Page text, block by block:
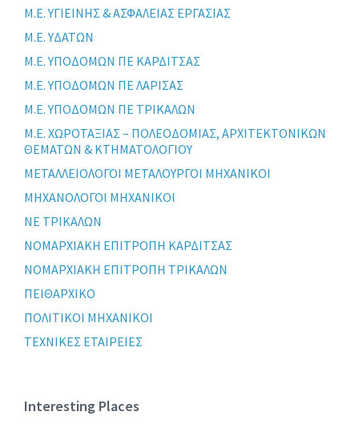
Μ.Ε. ΥΓΙΕΙΝΗΣ & ΑΣΦΑΛΕΙΑΣ ΕΡΓΑΣΙΑΣ
Μ.Ε. ΥΔΑΤΩΝ
Μ.Ε. ΥΠΟΔΟΜΩΝ ΠΕ ΚΑΡΔΙΤΣΑΣ
Μ.Ε. ΥΠΟΔΟΜΩΝ ΠΕ ΛΑΡΙΣΑΣ
Μ.Ε. ΥΠΟΔΟΜΩΝ ΠΕ ΤΡΙΚΑΛΩΝ
Μ.Ε. ΧΩΡΟΤΑΞΙΑΣ – ΠΟΛΕΟΔΟΜΙΑΣ, ΑΡΧΙΤΕΚΤΟΝΙΚΩΝ
ΘΕΜΑΤΩΝ & ΚΤΗΜΑΤΟΛΟΓΙΟΥ
ΜΕΤΑΛΛΕΙΟΛΟΓΟΙ ΜΕΤΑΛΟΥΡΓΟΙ ΜΗΧΑΝΙΚΟΙ
ΜΗΧΑΝΟΛΟΓΟΙ ΜΗΧΑΝΙΚΟΙ
ΝΕ ΤΡΙΚΑΛΩΝ
ΝΟΜΑΡΧΙΑΚΗ ΕΠΙΤΡΟΠΗ ΚΑΡΔΙΤΣΑΣ
ΝΟΜΑΡΧΙΑΚΗ ΕΠΙΤΡΟΠΗ ΤΡΙΚΑΛΩΝ
ΠΕΙΘΑΡΧΙΚΟ
ΠΟΛΙΤΙΚΟΙ ΜΗΧΑΝΙΚΟΙ
ΤΕΧΝΙΚΕΣ ΕΤΑΙΡΕΙΕΣ
Interesting Places